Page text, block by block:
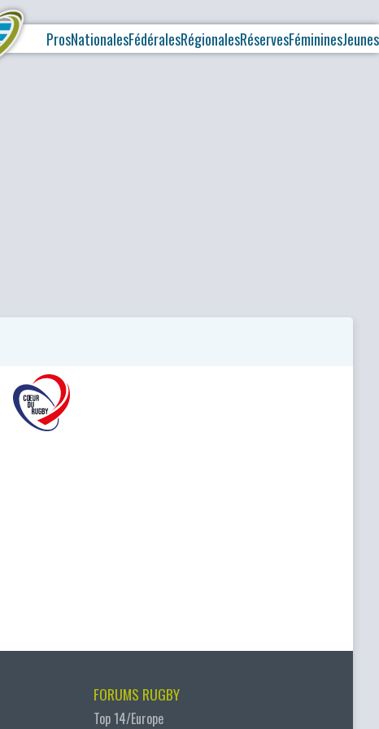
ProsNationalesFédéralesRégionalesRéservesFémininesJeunes
FORUMS RUGBY
Top 14/Europe